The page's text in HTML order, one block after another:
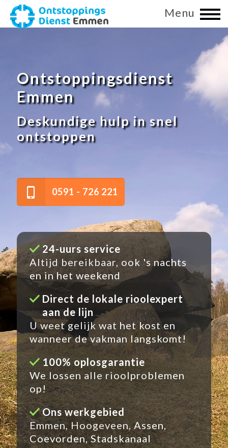
Menu
Ontstoppingsdienst
Emmen
Deskundige hulp in snel
ontstoppen
0591 - 726 221
24-uurs service
Altijd bereikbaar, ook 's nachts
en in het weekend
Direct de lokale rioolexpert
aan de lijn
U weet gelijk wat het kost en
wanneer de vakman langskomt!
100% oplosgarantie
We lossen alle rioolproblemen
op!
Ons werkgebied
Emmen, Hoogeveen, Assen,
Coevorden, Stadskanaal